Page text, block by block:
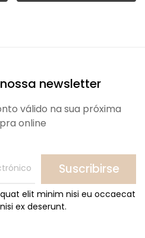
newsletter
válido na sua próxima
online
Suscribirse
elit minim nisi eu occaecat
ex deserunt.